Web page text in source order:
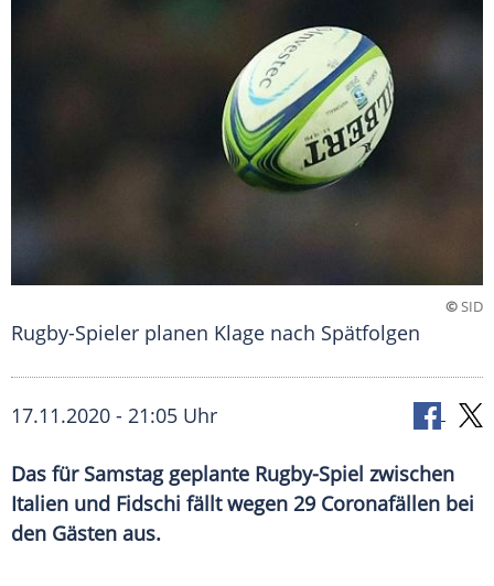
©SID
Rugby-Spieler planen Klage nach Spätfolgen
17.11.2020 - 21:05 Uhr
Das für Samstag geplante Rugby-Spiel zwischen
Italien und Fidschi fällt wegen 29 Coronafällen bei
den Gästen aus.